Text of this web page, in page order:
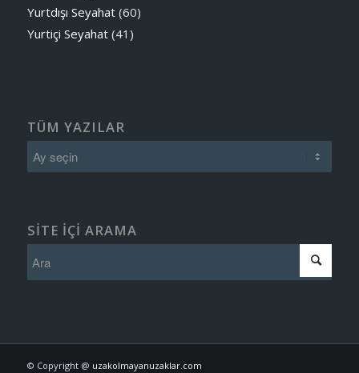
Yurtdışı Seyahat(60)
Yurtiçi Seyahat(41)
TÜM YAZILAR
SITE IÇI ARAMA
© Copyright @ uzakolmayanuzaklar.com